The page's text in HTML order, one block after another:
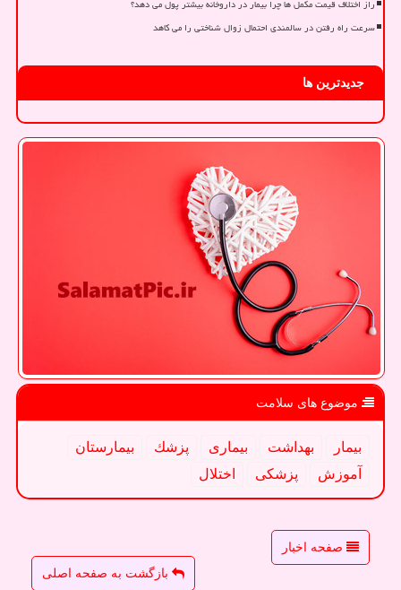
راز اختلاف قیمت مکمل ها چرا بیمار در داروخانه بیشتر پول می دهد؟
سرعت راه رفتن در سالمندی احتمال زوال شناختی را می کاهد
جدیدترین ها
موضوع های سلامت
بیمار بهداشت بیماری پزشك
بیمارستان
آموزش
پزشكی اختلال
صفحه اخبار
بازگشت به صفحه اصلی